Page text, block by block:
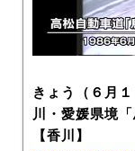
きょう（６月
川・愛媛県境
【香川】